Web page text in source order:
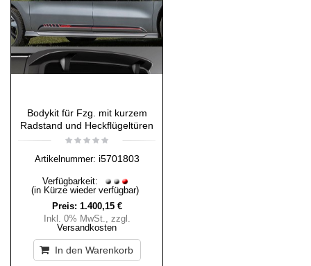
Bodykit für Fzg. mit kurzem
Radstand und Heckflügeltüren
Artikelnummer: i5701803
Verfügbarkeit:
(in Kürze wieder verfügbar)
Preis: 1.400,15 €
Inkl. 0% MwSt., zzgl.
Versandkosten
In den Warenkorb